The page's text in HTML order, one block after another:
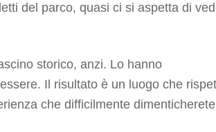
del parco, quasi ci si aspetta di
storico, anzi. Lo hanno
Il risultato è un luogo che
che difficilmente